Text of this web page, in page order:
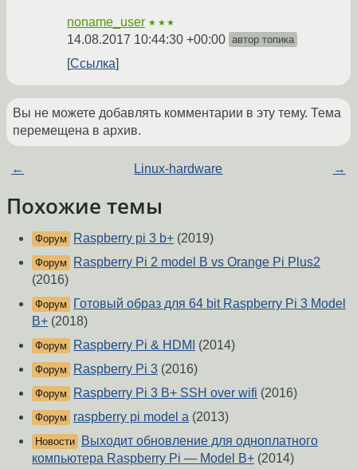
noname_user ★★★
14.08.2017 10:44:30 +00:00 автор топика
Ссылка
Вы не можете добавлять комментарии в эту тему. Тема
перемещена в архив.
← Linux-hardware →
Похожие темы
Форум Raspberry pi 3 b+ (2019)
Форум
Raspberry Pi 2 model B vs Orange Pi Plus2
(2016)
Форум
Готовый образ для 64 bit Raspberry Pi 3 Model
B+ (2018)
Форум Raspberry Pi & HDMI (2014)
Форум Raspberry Pi 3 (2016)
Форум Raspberry Pi 3 B+ SSH over wifi (2016)
Форум raspberry pi model a (2013)
Новости
Выходит обновление для одноплатного
компьютера Raspberry Pi — Model B+ (2014)